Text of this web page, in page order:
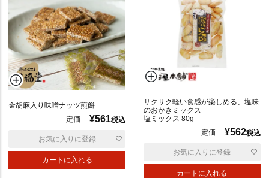
金胡麻入り味噌ナッツ煎餅
定価
¥561税込
カートに入れる
お気に入りに登録
サクサク軽い食感が楽しめる、塩味
のおかきミックス
塩ミックス 80g
定価
¥562税込
カートに入れる
お気に入りに登録